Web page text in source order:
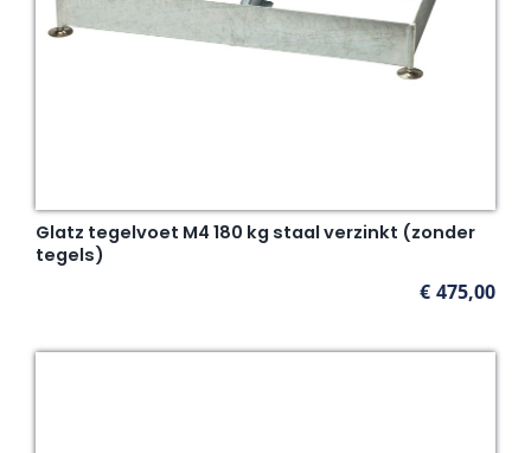
Glatz tegelvoet M4 180 kg staal verzinkt (zonder
tegels)
€ 475,00